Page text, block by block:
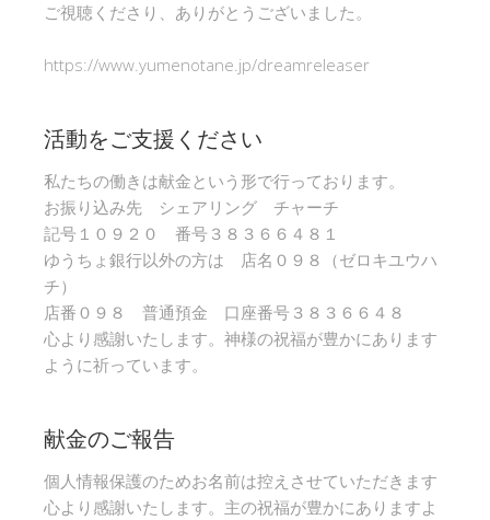
ご視聴くださり、ありがとうございました。
https://www.yumenotane.jp/dreamreleaser
活動をご支援ください
私たちの働きは献金という形で行っております。
お振り込み先 シェアリング チャーチ
記号１０９２０ 番号３８３６６４８１
ゆうちょ銀行以外の方は 店名０９８（ゼロキユウハ
チ）
店番０９８ 普通預金 口座番号３８３６６４８
心より感謝いたします。神様の祝福が豊かにあります
ように祈っています。
献金のご報告
個人情報保護のためお名前は控えさせていただきます
心より感謝いたします。主の祝福が豊かにありますよ